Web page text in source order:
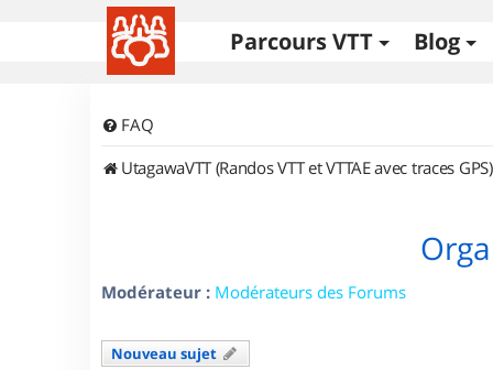
Parcours VTT Blog
FAQ
UtagawaVTT (Randos VTT et VTTAE avec traces GPS)
Modérateur : Modérateurs des Forums
Nouveau sujet